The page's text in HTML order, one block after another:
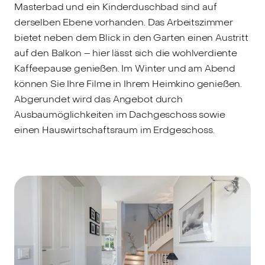
Abgerundet wird das Angebot durch
Ausbaumöglichkeiten im Dachgeschoss sowie
einen Hauswirtschaftsraum im Erdgeschoss.
Masterbad und ein Kinderduschbad sind auf
derselben Ebene vorhanden. Das Arbeitszimmer
bietet neben dem Blick in den Garten einen Austritt
auf den Balkon – hier lässt sich die wohlverdiente
Kaffeepause genießen. Im Winter und am Abend
können Sie Ihre Filme in Ihrem Heimkino genießen.
Abgerundet wird das Angebot durch
Ausbaumöglichkeiten im Dachgeschoss sowie
einen Hauswirtschaftsraum im Erdgeschoss.